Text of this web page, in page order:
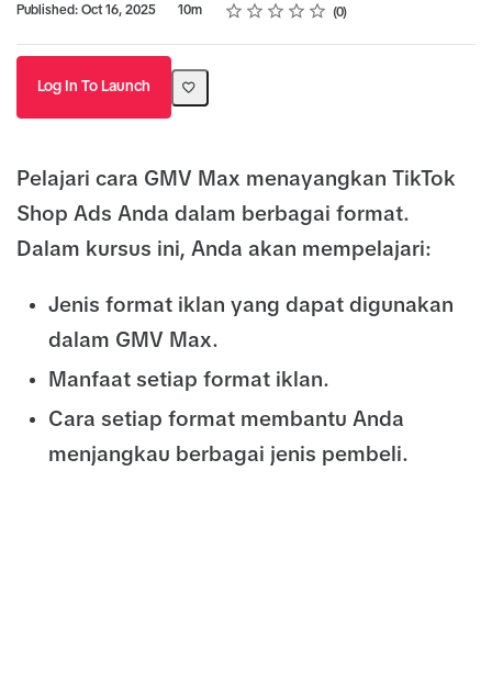
Published: Oct 16, 2025
Duration 10m Rating
1 star
2 stars
3 stars
4 stars
5 stars
Average rating: 0 0
No reviews
Log In To Launch
Pelajari cara GMV Max menayangkan TikTok
Shop Ads Anda dalam berbagai format.
Dalam kursus ini, Anda akan mempelajari:
Jenis format iklan yang dapat digunakan
dalam GMV Max.
Manfaat setiap format iklan.
Cara setiap format membantu Anda
menjangkau berbagai jenis pembeli.